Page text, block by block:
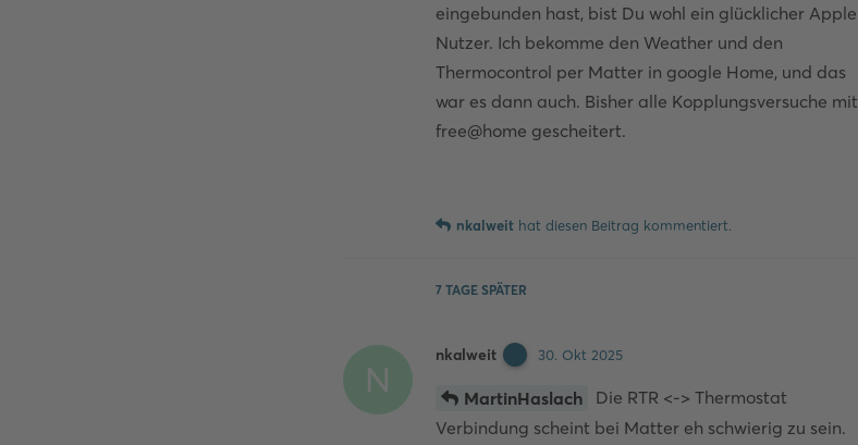
eingebunden hast, bist Du wohl ein glücklicher Apple
Nutzer. Ich bekomme den Weather und den
Thermocontrol per Matter in google Home, und das
war es dann auch. Bisher alle Kopplungsversuche mit
free@home gescheitert.
nkalweit hat diesen Beitrag kommentiert.
7 TAGE SPÄTER
N
nkalweit 30. Okt 2025
MartinHaslach
Die RTR <-> Thermostat
Verbindung scheint bei Matter eh schwierig zu sein.